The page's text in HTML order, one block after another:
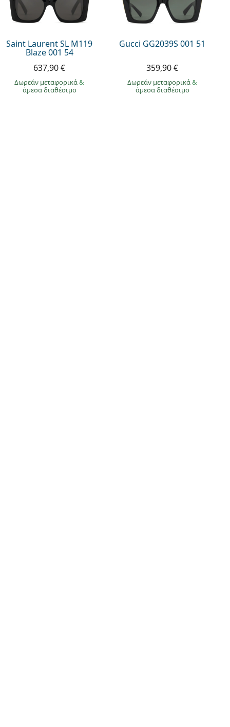
Saint Laurent SL M119
Blaze 001 54
637,90 €
Δωρεάν μεταφορικά&
άμεσα διαθέσιμο
Gucci GG2039S 001 51
359,90 €
Δωρεάν μεταφορικά&
άμεσα διαθέσιμο